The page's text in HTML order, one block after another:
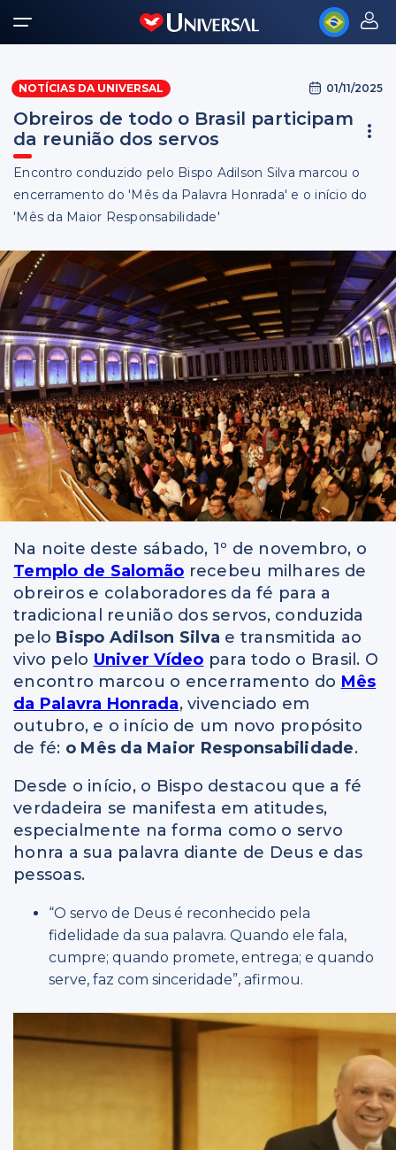
NOTÍCIAS DA UNIVERSAL 01/11/2025
Obreiros de todo o Brasil participam
da reunião dos servos
Encontro conduzido pelo Bispo Adilson Silva marcou o
encerramento do 'Mês da Palavra Honrada' e o início do
'Mês da Maior Responsabilidade'
Na noite deste sábado, 1º de novembro, o
Templo de Salomão recebeu milhares de
obreiros e colaboradores da fé para a
tradicional reunião dos servos, conduzida
pelo Bispo Adilson Silva e transmitida ao
vivo pelo Univer Vídeo para todo o Brasil. O
encontro marcou o encerramento do Mês
da Palavra Honrada, vivenciado em
outubro, e o início de um novo propósito
de fé: o Mês da Maior Responsabilidade.
Desde o início, o Bispo destacou que a fé
verdadeira se manifesta em atitudes,
especialmente na forma como o servo
honra a sua palavra diante de Deus e das
pessoas.
“O servo de Deus é reconhecido pela
fidelidade da sua palavra. Quando ele fala,
cumpre; quando promete, entrega; e quando
serve, faz com sinceridade”, afirmou.